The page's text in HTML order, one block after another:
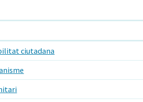
ciutadana